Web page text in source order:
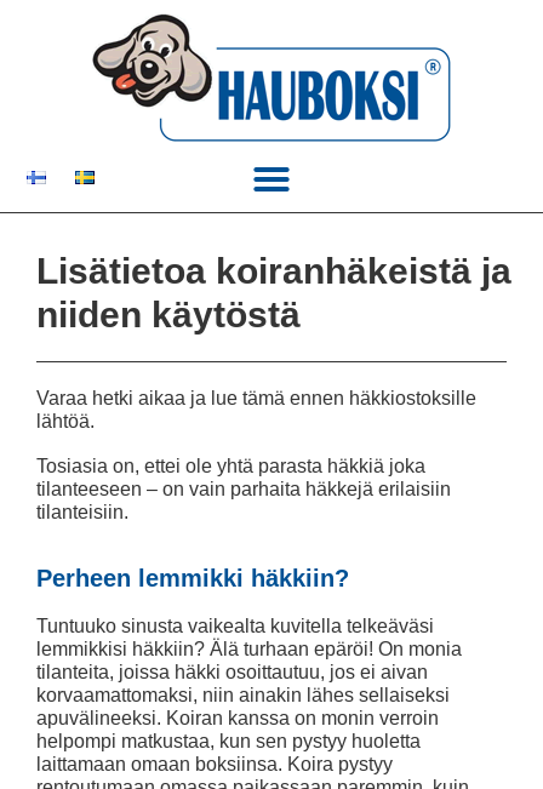
Lisätietoa koiranhäkeistä ja
niiden käytöstä
Varaa hetki aikaa ja lue tämä ennen häkkiostoksille
lähtöä.
Tosiasia on, ettei ole yhtä parasta häkkiä joka
tilanteeseen – on vain parhaita häkkejä erilaisiin
tilanteisiin.
Perheen lemmikki häkkiin?
Tuntuuko sinusta vaikealta kuvitella telkeäväsi
lemmikkisi häkkiin? Älä turhaan epäröi! On monia
tilanteita, joissa häkki osoittautuu, jos ei aivan
korvaamattomaksi, niin ainakin lähes sellaiseksi
apuvälineeksi. Koiran kanssa on monin verroin
helpompi matkustaa, kun sen pystyy huoletta
laittamaan omaan boksiinsa. Koira pystyy